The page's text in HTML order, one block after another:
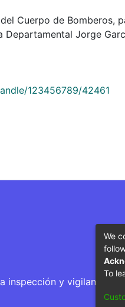
Cuerpo de Bomberos,
Departamental Jorge
123456789/42461
inspección y vigilancia
We
To